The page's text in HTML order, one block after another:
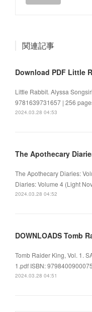
関連記事
Download PDF Little
Little Rabbit. Alyssa
9781639731657 | 256
2024.03.28 04:53
The Apothecary Diaries:
Diaries: Volume 4 (Light
2024.03.28 04:52
Tomb Raider King, Vol. 1.
1.pdf ISBN:
2024.03.28 04:51